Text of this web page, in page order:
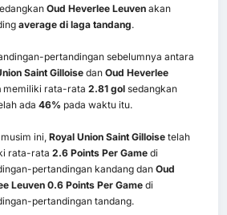
Oud Heverlee Leuvenakan
average di laga tandang.
pertandingan sebelumnya antara
Saint Gilloisedan Oud Heverlee
memiliki rata-rata 2.81 golsedangkan
ada 46% pada waktu itu.
ini, Royal Union Saint Gilloisetelah
rata-rata 2.6 Points Per Gamedi
pertandingan kandang danOud
Leuven 0.6 Points Per Gamedi
pertandingan tandang.